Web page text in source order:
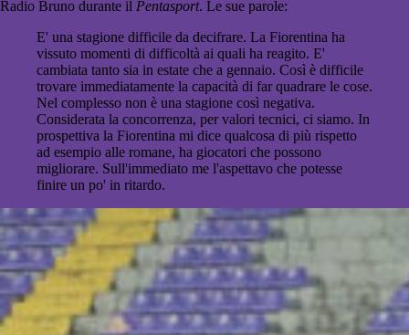
Radio Bruno durante il Pentasport. Le sue parole:
E' una stagione difficile da decifrare. La Fiorentina ha
vissuto momenti di difficoltà ai quali ha reagito. E'
cambiata tanto sia in estate che a gennaio. Così è difficile
trovare immediatamente la capacità di far quadrare le cose.
Nel complesso non è una stagione così negativa.
Considerata la concorrenza, per valori tecnici, ci siamo. In
prospettiva la Fiorentina mi dice qualcosa di più rispetto
ad esempio alle romane, ha giocatori che possono
migliorare. Sull'immediato me l'aspettavo che potesse
finire un po' in ritardo.